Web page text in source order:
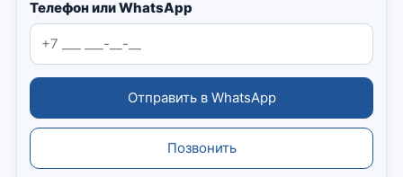
Телефон или WhatsApp
Отправить в WhatsApp
Позвонить